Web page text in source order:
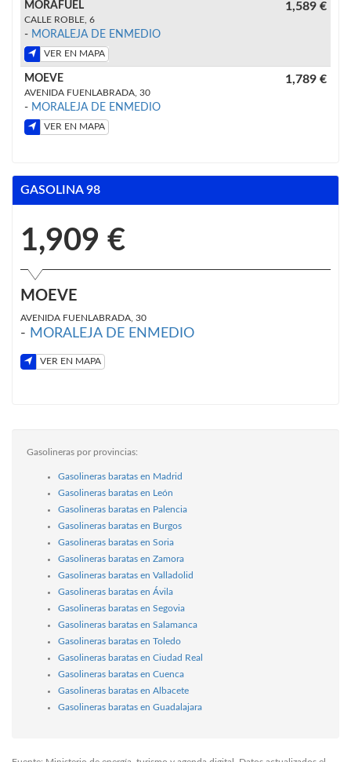
MORAFUEL
CALLE ROBLE, 6
- MORALEJA DE ENMEDIO
VER EN MAPA
1,589 €
MOEVE
AVENIDA FUENLABRADA, 30
- MORALEJA DE ENMEDIO
VER EN MAPA
1,789 €
GASOLINA 98
1,909 €
MOEVE
AVENIDA FUENLABRADA, 30
- MORALEJA DE ENMEDIO
VER EN MAPA
Gasolineras por provincias:
Gasolineras baratas en Madrid
Gasolineras baratas en León
Gasolineras baratas en Palencia
Gasolineras baratas en Burgos
Gasolineras baratas en Soria
Gasolineras baratas en Zamora
Gasolineras baratas en Valladolid
Gasolineras baratas en Ávila
Gasolineras baratas en Segovia
Gasolineras baratas en Salamanca
Gasolineras baratas en Toledo
Gasolineras baratas en Ciudad Real
Gasolineras baratas en Cuenca
Gasolineras baratas en Albacete
Gasolineras baratas en Guadalajara